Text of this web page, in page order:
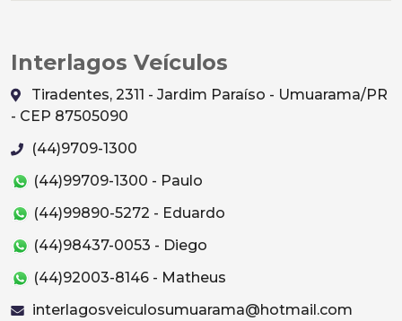
Interlagos Veículos
Tiradentes, 2311 - Jardim Paraíso - Umuarama/PR
- CEP 87505090
(44)9709-1300
(44)99709-1300 - Paulo
(44)99890-5272 - Eduardo
(44)98437-0053 - Diego
(44)92003-8146 - Matheus
interlagosveiculosumuarama@hotmail.com